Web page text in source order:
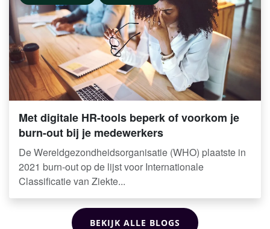
Met digitale HR-tools beperk of voorkom je
burn-out bij je medewerkers
De Wereldgezondheidsorganisatie (WHO) plaatste in
2021 burn-out op de lijst voor Internationale
Classificatie van Ziekte...
BEKIJK ALLE BLOGS